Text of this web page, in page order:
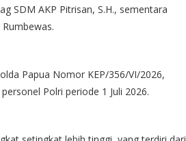
SDM AKP Pitrisan, S.H., sementara
Papua Nomor KEP/356/VI/2026,
Polri periode 1 Juli 2026.